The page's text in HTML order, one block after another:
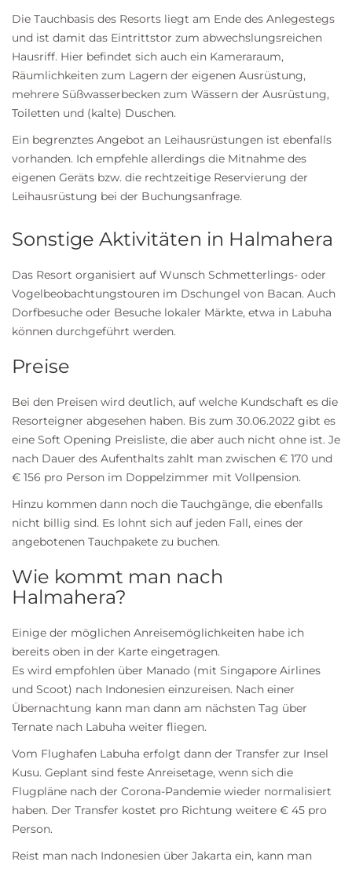
Die Tauchbasis des Resorts liegt am Ende des Anlegestegs
und ist damit das Eintrittstor zum abwechslungsreichen
Hausriff. Hier befindet sich auch ein Kameraraum,
Räumlichkeiten zum Lagern der eigenen Ausrüstung,
mehrere Süßwasserbecken zum Wässern der Ausrüstung,
Toiletten und (kalte) Duschen.
Ein begrenztes Angebot an Leihausrüstungen ist ebenfalls
vorhanden. Ich empfehle allerdings die Mitnahme des
eigenen Geräts bzw. die rechtzeitige Reservierung der
Leihausrüstung bei der Buchungsanfrage.
Sonstige Aktivitäten in Halmahera
Das Resort organisiert auf Wunsch Schmetterlings- oder
Vogelbeobachtungstouren im Dschungel von Bacan. Auch
Dorfbesuche oder Besuche lokaler Märkte, etwa in Labuha
können durchgeführt werden.
Preise
Bei den Preisen wird deutlich, auf welche Kundschaft es die
Resorteigner abgesehen haben. Bis zum 30.06.2022 gibt es
eine Soft Opening Preisliste, die aber auch nicht ohne ist. Je
nach Dauer des Aufenthalts zahlt man zwischen € 170 und
€ 156 pro Person im Doppelzimmer mit Vollpension.
Hinzu kommen dann noch die Tauchgänge, die ebenfalls
nicht billig sind. Es lohnt sich auf jeden Fall, eines der
angebotenen Tauchpakete zu buchen.
Wie kommt man nach
Halmahera?
Einige der möglichen Anreisemöglichkeiten habe ich
bereits oben in der Karte eingetragen.
Es wird empfohlen über Manado (mit Singapore Airlines
und Scoot) nach Indonesien einzureisen. Nach einer
Übernachtung kann man dann am nächsten Tag über
Ternate nach Labuha weiter fliegen.
Vom Flughafen Labuha erfolgt dann der Transfer zur Insel
Kusu. Geplant sind feste Anreisetage, wenn sich die
Flugpläne nach der Corona-Pandemie wieder normalisiert
haben. Der Transfer kostet pro Richtung weitere € 45 pro
Person.
Reist man nach Indonesien über Jakarta ein, kann man